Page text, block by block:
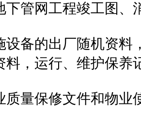
下管网工程竣工图、
设备的出厂随机资
料，运行、维护保养
质量保修文件和物业